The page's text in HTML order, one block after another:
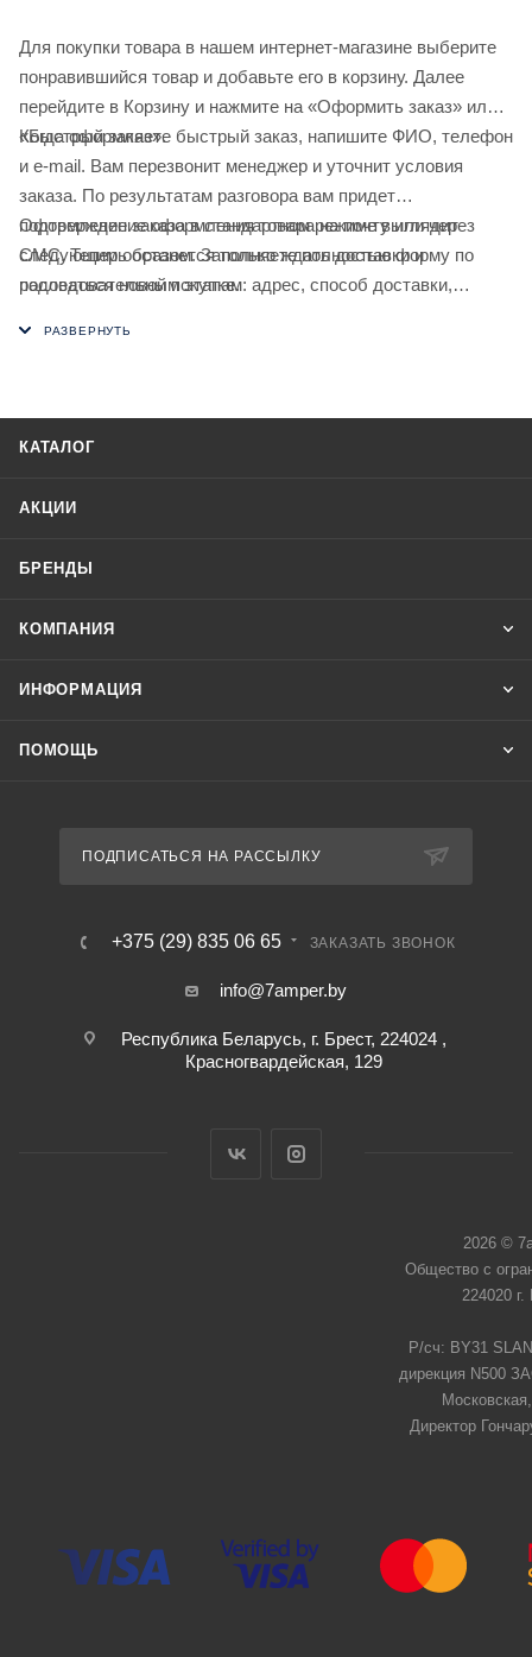
Для покупки товара в нашем интернет-магазине выберите
понравившийся товар и добавьте его в корзину. Далее
перейдите в Корзину и нажмите на «Оформить заказ» или
«Быстрый заказ».
Когда оформляете быстрый заказ, напишите ФИО, телефон
и e-mail. Вам перезвонит менеджер и уточнит условия
заказа. По результатам разговора вам придет
подтверждение оформления товара на почту или через
СМС. Теперь останется только ждать доставки и
радоваться новой покупке.
Оформление заказа в стандартном режиме выглядит
следующим образом. Заполняете полностью форму по
последовательным этапам: адрес, способ доставки,
КАТАЛОГ
АКЦИИ
БРЕНДЫ
КОМПАНИЯ
ИНФОРМАЦИЯ
ПОМОЩЬ
ПОДПИСАТЬСЯ НА РАССЫЛКУ
+375 (29) 835 06 65 ЗАКАЗАТЬ ЗВОНОК
info@7amper.by
Республика Беларусь, г. Брест, 224024 ,
Красногвардейская, 129
2026 ©
Общество с
224020
Р/сч: BY31
дирекция N500
Директор